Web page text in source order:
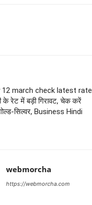
12 march check latest rate
रेट में बड़ी गिरावट, चेक करें
सिल्वर, Business Hindi
webmorcha
https://webmorcha.com